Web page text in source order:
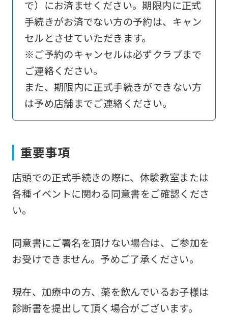
で）にお済ませください。期限内に正式
手続きがお済でない方の予約は、キャン
セルとさせていただきます。
※ご予約のキャンセルは必ずクラブまで
ご連絡ください。
また、期限内に正式手続きができない方
は予め店舗までご連絡ください。
重要事項
店頭での正式手続きの際に、体験教室または
各種イベントに関わる同意書をご確認くださ
い。
同意書にご署名を頂けない場合は、ご参加を
お受けできません。予めご了承ください。
現在、加療中の方、薬を飲んでいるお子様は
診断書を提出して頂く場合がございます。
the
link
below
(start
automatic
translation)
to
top
page.
you
use
automatic
translation